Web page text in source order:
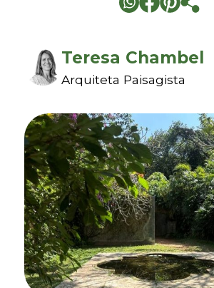
Teresa Chambel
Arquiteta Paisagista